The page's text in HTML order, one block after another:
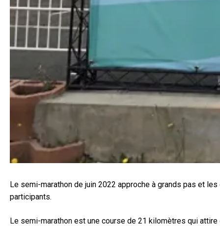
Le semi-marathon de juin 2022 approche à grands pas et
participants.
Le semi-marathon est une course de 21 kilomètres qui